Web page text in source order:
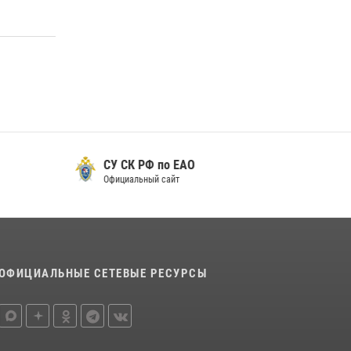
СУ СК РФ по ЕАО
Официальный сайт
СЕТЕВЫЕ РЕСУРСЫ